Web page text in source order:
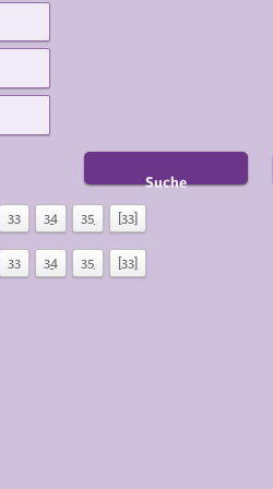
Suche
33 34 35 [33]
33 34 35 [33]